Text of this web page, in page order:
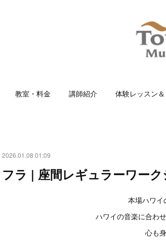
教室・料金 講師紹介 体験レッスン
2026.01.08 01:09
フラ | 座間レギュラーワー
本場ハワ
ハワイの音楽に合わ
心も